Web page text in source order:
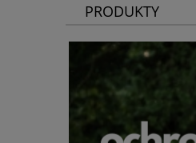
PRODUKTY